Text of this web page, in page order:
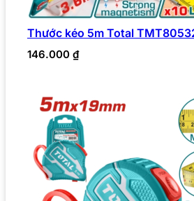
Thước kéo 5m Total
146.000 ₫